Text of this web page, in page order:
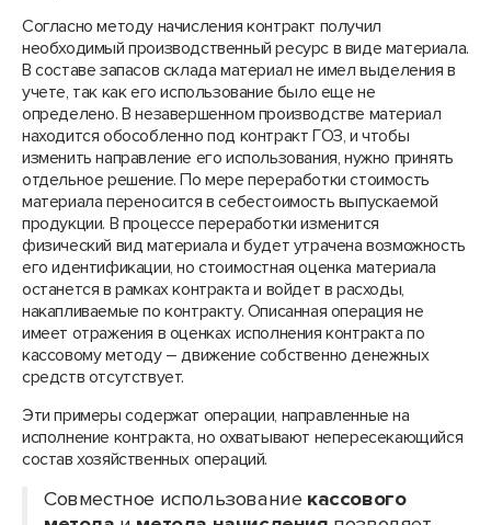
Согласно методу начисления контракт получил
необходимый производственный ресурс в виде материала.
В составе запасов склада материал не имел выделения в
учете, так как его использование было еще не
определено. В незавершенном производстве материал
находится обособленно под контракт ГОЗ, и чтобы
изменить направление его использования, нужно принять
отдельное решение. По мере переработки стоимость
материала переносится в себестоимость выпускаемой
продукции. В процессе переработки изменится
физический вид материала и будет утрачена возможность
его идентификации, но стоимостная оценка материала
останется в рамках контракта и войдет в расходы,
накапливаемые по контракту. Описанная операция не
имеет отражения в оценках исполнения контракта по
кассовому методу – движение собственно денежных
средств отсутствует.
Эти примеры содержат операции, направленные на
исполнение контракта, но охватывают непересекающийся
состав хозяйственных операций.
Совместное использование кассового